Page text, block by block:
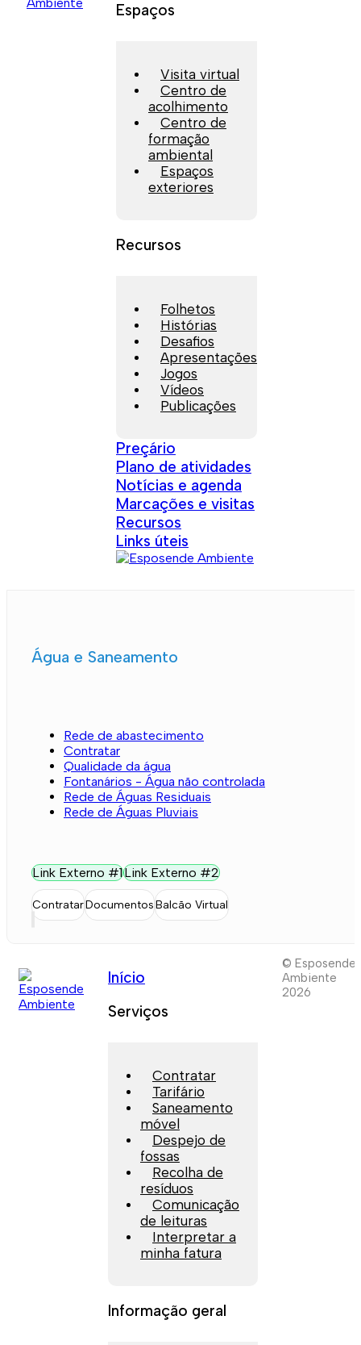
Espaços
Visita virtual
Centro de
acolhimento
Centro de
formação
ambiental
Espaços
exteriores
Recursos
Folhetos
Histórias
Desafios
Apresentações
Jogos
Vídeos
Publicações
Preçário
Plano de atividades
Notícias e agenda
Marcações e visitas
Recursos
Links úteis
Água e Saneamento
Rede de abastecimento
Contratar
Qualidade da água
Fontanários - Água não controlada
Rede de Águas Residuais
Rede de Águas Pluviais
Link Externo #1Link Externo #2
ContratarDocumentosBalcão Virtual
Início
Serviços
Contratar
Tarifário
Saneamento
móvel
Despejo de
fossas
Recolha de
resíduos
Comunicação
de leituras
Interpretar a
minha fatura
Informação geral
© Esposende
Ambiente
2026